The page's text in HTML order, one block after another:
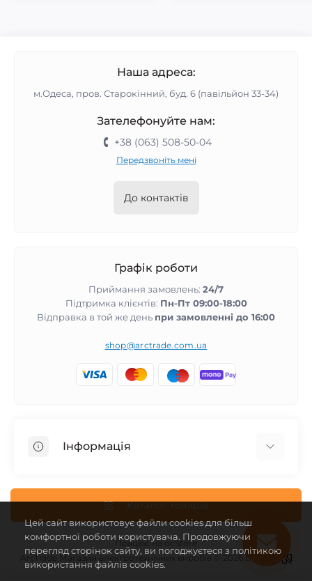
Наша адреса:
м.Одеса, пров. Старокінний, буд. 6 (павільйон 33-34)
Зателефонуйте нам:
+38 (063) 508-50-04
Передзвоніть мені
До контактів
Графік роботи
Приймання замовлень: 24/7
Підтримка клієнтів: Пн-Пт 09:00-18:00
Відправка в той же день при замовленні до 16:00
shop@arctrade.com.ua
Інформація
Співпраця з нами
Про магазин
Доставка і оплата
Угода користувача
Каталог товарів
Працює наocStore
ArcTrade Магазин електротехнічних виробів © 2026 Design -
Цей сайт використовує файли cookies для більш
комфортної роботи користувача. Продовжуючи
перегляд сторінок сайту, ви погоджуєтеся з політикою
використання файлів cookies.